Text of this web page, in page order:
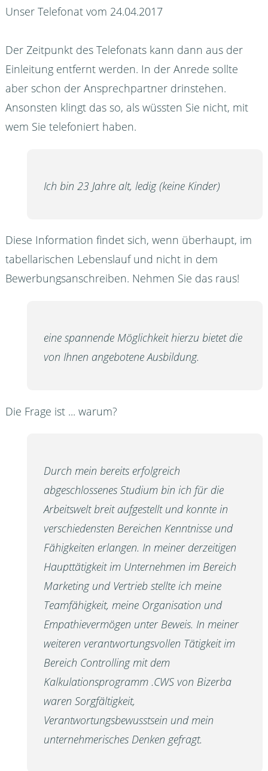
Unser Telefonat vom 24.04.2017
Der Zeitpunkt des Telefonats kann dann aus der
Einleitung entfernt werden. In der Anrede sollte
aber schon der Ansprechpartner drinstehen.
Ansonsten klingt das so, als wüssten Sie nicht, mit
wem Sie telefoniert haben.
Ich bin 23 Jahre alt, ledig (keine Kinder)
Diese Information findet sich, wenn überhaupt, im
tabellarischen Lebenslauf und nicht in dem
Bewerbungsanschreiben. Nehmen Sie das raus!
eine spannende Möglichkeit hierzu bietet die
von Ihnen angebotene Ausbildung.
Die Frage ist ... warum?
Durch mein bereits erfolgreich
abgeschlossenes Studium bin ich für die
Arbeitswelt breit aufgestellt und konnte in
verschiedensten Bereichen Kenntnisse und
Fähigkeiten erlangen. In meiner derzeitigen
Haupttätigkeit im Unternehmen im Bereich
Marketing und Vertrieb stellte ich meine
Teamfähigkeit, meine Organisation und
Empathievermögen unter Beweis. In meiner
weiteren verantwortungsvollen Tätigkeit im
Bereich Controlling mit dem
Kalkulationsprogramm .CWS von Bizerba
waren Sorgfältigkeit,
Verantwortungsbewusstsein und mein
unternehmerisches Denken gefragt.